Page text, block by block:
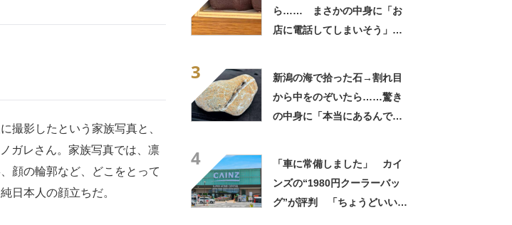
撮影したという家族写真と、
ガレさん。家族写真では、凛
顔の輪郭など、どこをとって
日本人の顔立ちだ。
ら…… まさかの中身に「お
店に電話してしまいそう」
3
新潟の海で拾った石→割れ目
から中をのぞいたら……驚き
の中身に「本当にあるんです
4
「車に常備しました」 カイ
ンズの“1980円クーラーバッ
グ”が評判 「ちょうどいい大